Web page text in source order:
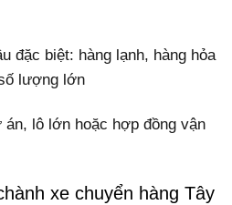
đặc biệt: hàng lạnh, hàng hỏa
lượng lớn
án, lô lớn hoặc hợp đồng vận
xe chuyển hàng Tây